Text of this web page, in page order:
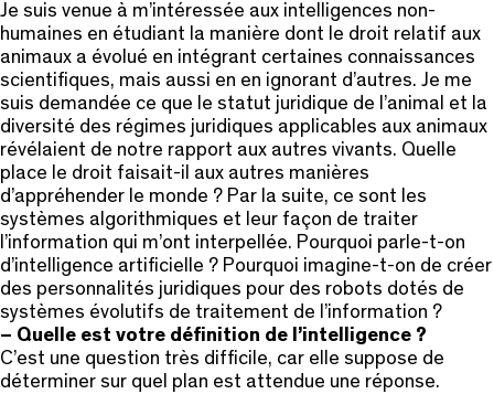
Je suis venue à m’intéressée aux intelligences non-
humaines en étudiant la manière dont le droit relatif aux
animaux a évolué en intégrant certaines connaissances
scientifiques, mais aussi en en ignorant d’autres. Je me
suis demandée ce que le statut juridique de l’animal et la
diversité des régimes juridiques applicables aux animaux
révélaient de notre rapport aux autres vivants. Quelle
place le droit faisait-il aux autres manières
d’appréhender le monde ? Par la suite, ce sont les
systèmes algorithmiques et leur façon de traiter
l’information qui m’ont interpellée. Pourquoi parle-t-on
d’intelligence artificielle ? Pourquoi imagine-t-on de créer
des personnalités juridiques pour des robots dotés de
systèmes évolutifs de traitement de l’information ?
– Quelle est votre définition de l’intelligence ?
C’est une question très difficile, car elle suppose de
déterminer sur quel plan est attendue une réponse.